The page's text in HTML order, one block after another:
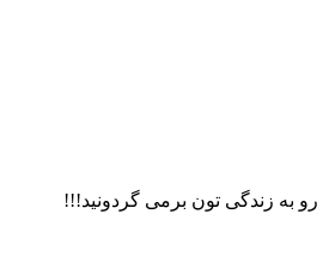
رو به زندگی تون برمی گردونید!!!